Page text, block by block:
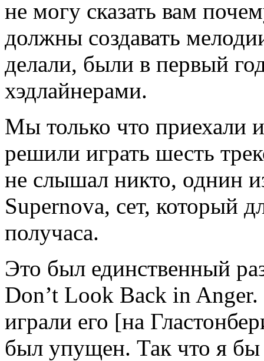
не могу сказать вам
должны создавать
делали, были в первый
хэдлайнерами.
Мы только что приехали
решили играть шесть
не слышал никто, однин
Supernova, сет, который
получаса.
Это был единственный
Don’t Look Back in
играли его [на
был упущен. Так что я бы